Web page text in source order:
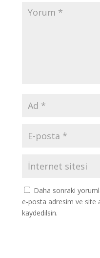
Daha sonraki
e-posta adresim ve site
kaydedilsin.